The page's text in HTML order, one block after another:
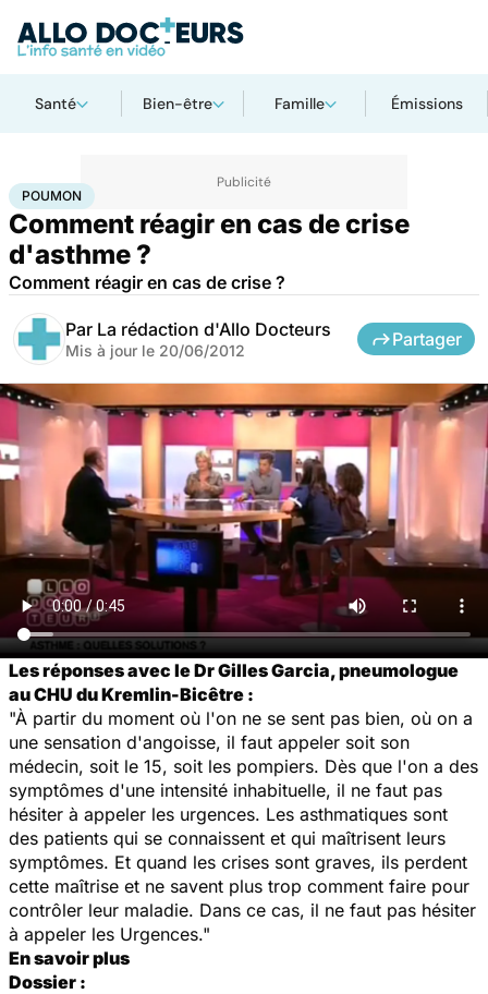
Santé Bien-être Famille Émissions
AccueilSanté
POUMON
Comment réagir en cas de crise
d'asthme ?
Comment réagir en cas de crise ?
Par La rédaction d'Allo Docteurs
Mis à jour le 20/06/2012
Partager
Les réponses avec le Dr Gilles Garcia, pneumologue
au CHU du Kremlin-Bicêtre :
"À partir du moment où l'on ne se sent pas bien, où on a
une sensation d'angoisse, il faut appeler soit son
médecin, soit le 15, soit les pompiers. Dès que l'on a des
symptômes d'une intensité inhabituelle, il ne faut pas
hésiter à appeler les urgences. Les asthmatiques sont
des patients qui se connaissent et qui maîtrisent leurs
symptômes. Et quand les crises sont graves, ils perdent
cette maîtrise et ne savent plus trop comment faire pour
contrôler leur maladie. Dans ce cas, il ne faut pas hésiter
à appeler les Urgences."
En savoir plus
Dossier :